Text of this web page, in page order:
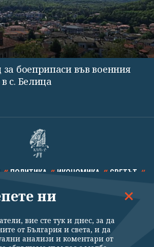
за боеприпаси във военния
с. Белица
ПОЛИТИКА ИКОНОМИКА СВЕТЪТ
ТЕХНОЛОГИИ КАЛЕЙДОСКОП
ни
вие сте тук и днес, за да
от България и света, и да
анализи и коментари от